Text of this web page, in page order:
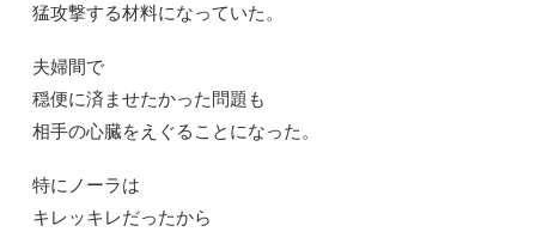
猛攻撃する材料になっていた。
夫婦間で
穏便に済ませたかった問題も
相手の心臓をえぐることになった。
特にノーラは
キレッキレだったから